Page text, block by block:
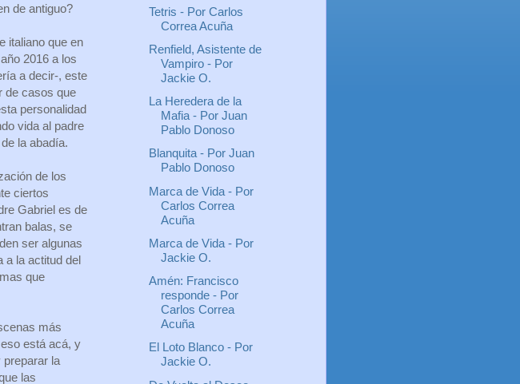
de antiguo?
italiano que en
2016 a los
a decir-, este
de casos que
personalidad
vida al padre
la abadía.
de los
ciertos
Gabriel es de
balas, se
ser algunas
a la actitud del
que
más
está acá, y
preparar la
las
Tetris - Por Carlos
Correa Acuña
Renfield, Asistente de
Vampiro - Por
Jackie O.
La Heredera de la
Mafia - Por Juan
Pablo Donoso
Blanquita - Por Juan
Pablo Donoso
Marca de Vida - Por
Carlos Correa
Acuña
Marca de Vida - Por
Jackie O.
Amén: Francisco
responde - Por
Carlos Correa
Acuña
El Loto Blanco - Por
Jackie O.